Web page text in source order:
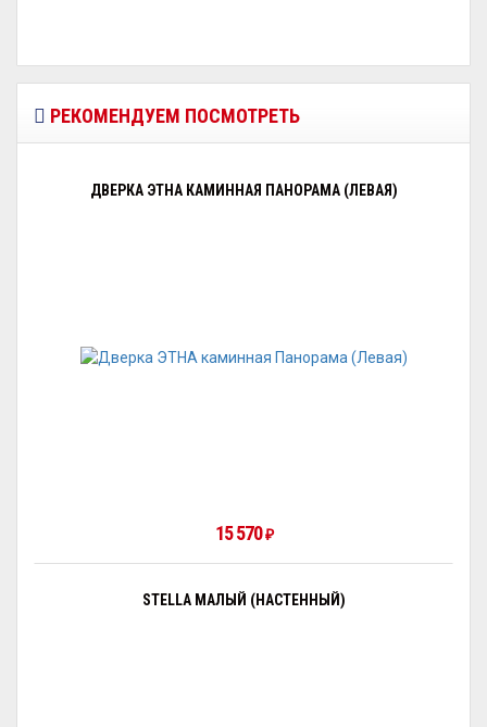
РЕКОМЕНДУЕМ ПОСМОТРЕТЬ
ДВЕРКА ЭТНА КАМИННАЯ ПАНОРАМА (ЛЕВАЯ)
15 570 ₽
STELLA МАЛЫЙ (НАСТЕННЫЙ)